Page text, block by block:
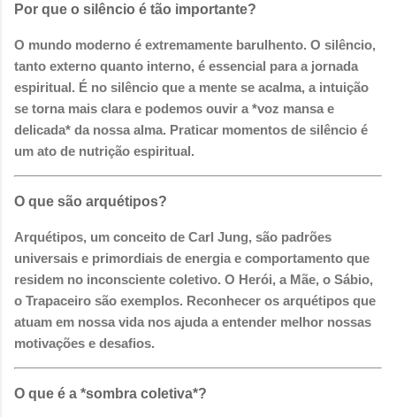
Por que o silêncio é tão importante?
O mundo moderno é extremamente barulhento. O silêncio,
tanto externo quanto interno, é essencial para a jornada
espiritual. É no silêncio que a mente se acalma, a intuição
se torna mais clara e podemos ouvir a *voz mansa e
delicada* da nossa alma. Praticar momentos de silêncio é
um ato de nutrição espiritual.
O que são arquétipos?
Arquétipos, um conceito de Carl Jung, são padrões
universais e primordiais de energia e comportamento que
residem no inconsciente coletivo. O Herói, a Mãe, o Sábio,
o Trapaceiro são exemplos. Reconhecer os arquétipos que
atuam em nossa vida nos ajuda a entender melhor nossas
motivações e desafios.
O que é a *sombra coletiva*?